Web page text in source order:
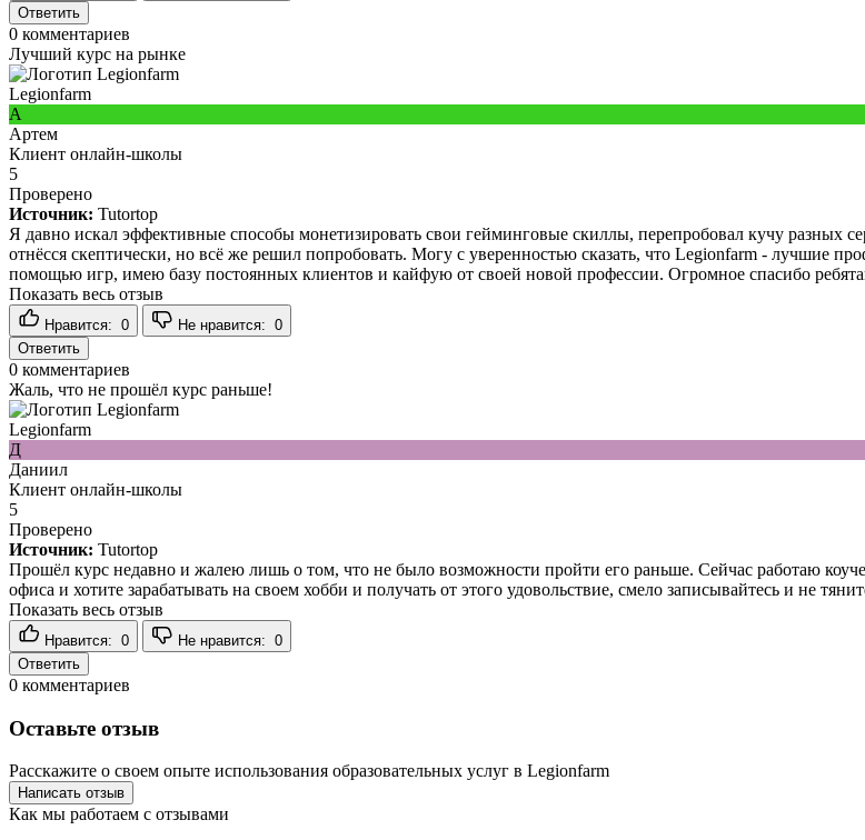
Ответить
0 комментариев
Лучший курс на рынке
Legionfarm
А
Артем
Клиент онлайн-школы
5
Проверено
Источник: Tutortop
Я давно искал эффективные способы монетизировать свои гейминговые скиллы, перепробовал кучу разных
отнёсся скептически, но всё же решил попробовать. Могу с уверенностью сказать, что Legionfarm - лучшие
помощью игр, имею базу постоянных клиентов и кайфую от своей новой профессии. Огромное спасибо
Показать весь отзыв
Нравится: 0 Не нравится: 0
Ответить
0 комментариев
Жаль, что не прошёл курс раньше!
Legionfarm
Д
Даниил
Клиент онлайн-школы
5
Проверено
Источник: Tutortop
Прошёл курс недавно и жалею лишь о том, что не было возможности пройти его раньше. Сейчас работаю
офиса и хотите зарабатывать на своем хобби и получать от этого удовольствие, смело записывайтесь и не
Показать весь отзыв
Нравится: 0 Не нравится: 0
Ответить
0 комментариев
Оставьте отзыв
Расскажите о своем опыте использования образовательных услуг в Legionfarm
Написать отзыв
Как мы работаем с отзывами